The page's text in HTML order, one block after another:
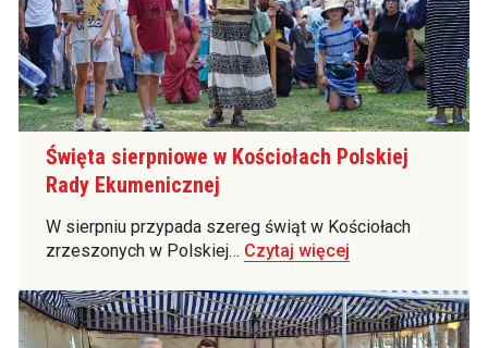
Święta sierpniowe w Kościołach Polskiej
Rady Ekumenicznej
W sierpniu przypada szereg świąt w Kościołach
zrzeszonych w Polskiej… Czytaj więcej